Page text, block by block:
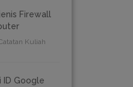
Firewall
Kuliah
ID Google